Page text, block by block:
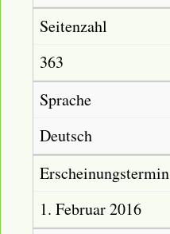
Seitenzahl
363
Sprache
Deutsch
Erscheinungstermin
1. Februar 2016